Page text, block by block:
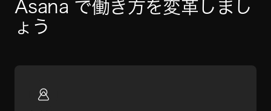
Asana で働き方を変革しまし
ょう